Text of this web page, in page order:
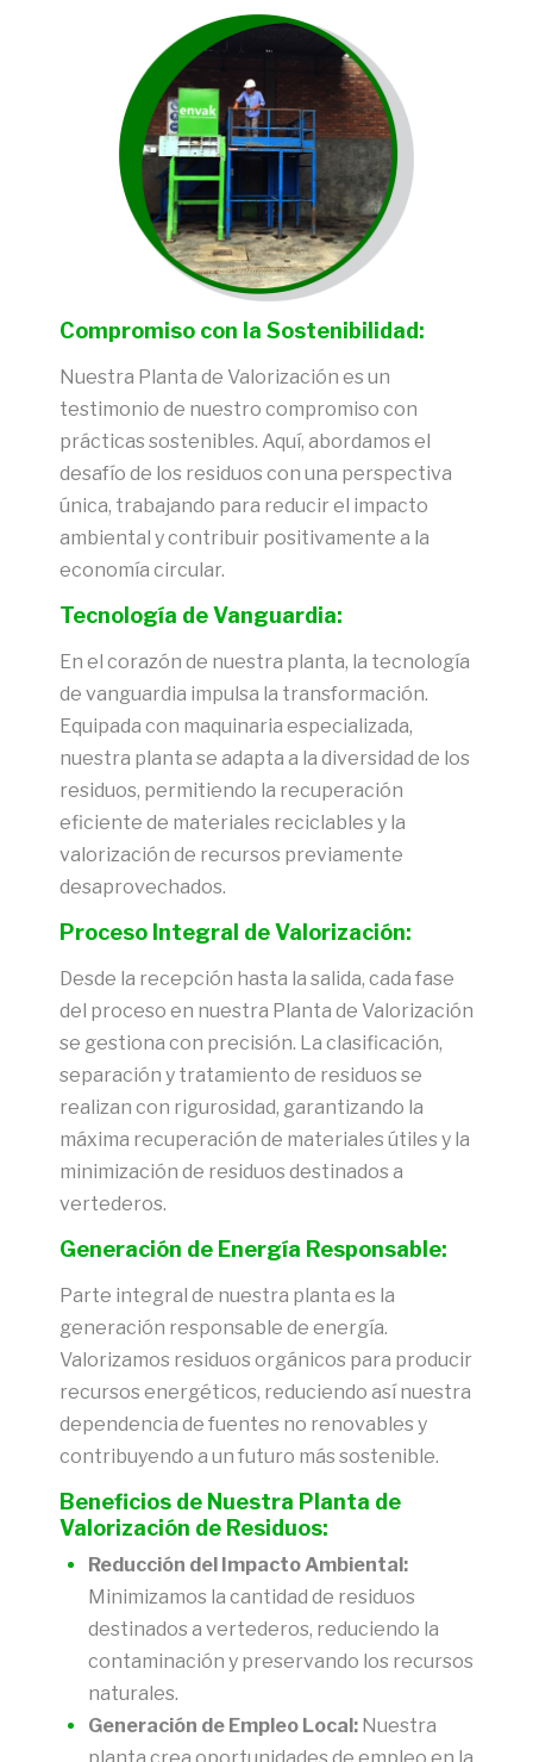
Compromiso con la Sostenibilidad:
Nuestra Planta de Valorización es un
testimonio de nuestro compromiso con
prácticas sostenibles. Aquí, abordamos el
desafío de los residuos con una perspectiva
única, trabajando para reducir el impacto
ambiental y contribuir positivamente a la
economía circular.
Tecnología de Vanguardia:
En el corazón de nuestra planta, la tecnología
de vanguardia impulsa la transformación.
Equipada con maquinaria especializada,
nuestra planta se adapta a la diversidad de los
residuos, permitiendo la recuperación
eficiente de materiales reciclables y la
valorización de recursos previamente
desaprovechados.
Proceso Integral de Valorización:
Desde la recepción hasta la salida, cada fase
del proceso en nuestra Planta de Valorización
se gestiona con precisión. La clasificación,
separación y tratamiento de residuos se
realizan con rigurosidad, garantizando la
máxima recuperación de materiales útiles y la
minimización de residuos destinados a
vertederos.
Generación de Energía Responsable:
Parte integral de nuestra planta es la
generación responsable de energía.
Valorizamos residuos orgánicos para producir
recursos energéticos, reduciendo así nuestra
dependencia de fuentes no renovables y
contribuyendo a un futuro más sostenible.
Beneficios de Nuestra Planta de
Valorización de Residuos:
Reducción del Impacto Ambiental:
Minimizamos la cantidad de residuos
destinados a vertederos, reduciendo la
contaminación y preservando los recursos
naturales.
Generación de Empleo Local: Nuestra